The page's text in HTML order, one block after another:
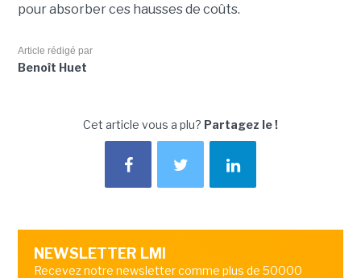
pour absorber ces hausses de coûts.
Article rédigé par
Benoît Huet
Cet article vous a plu? Partagez le !
NEWSLETTER LMI
Recevez notre newsletter comme plus de 50000